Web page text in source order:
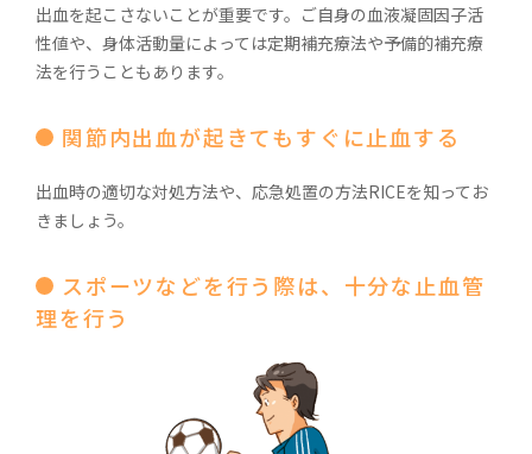
出血を起こさないことが重要です。ご自身の血液凝固因子活
性値や、身体活動量によっては定期補充療法や予備的補充療
法を行うこともあります。
関節内出血が起きてもすぐに止血する
出血時の適切な対処方法や、応急処置の方法RICEを知ってお
きましょう。
スポーツなどを行う際は、十分な止血管
理を行う